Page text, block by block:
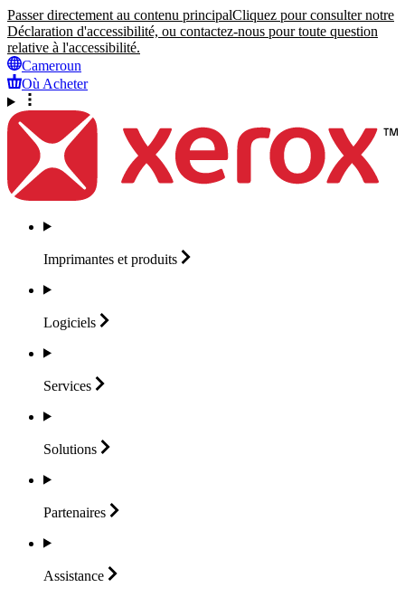
Passer directement au contenu principalCliquez pour consulter notre
Déclaration d'accessibilité, ou contactez-nous pour toute question
relative à l'accessibilité.
Cameroun
Où Acheter
Imprimantes et produits
Logiciels
Services
Solutions
Partenaires
Assistance